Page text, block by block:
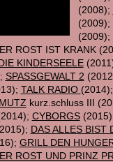
(2008);
(2009);
ROST IST KRANK
KINDERSEELE
SPASSGEWALT 2
TALK RADIO
kurz.schluss III
CYBORGS
DAS ALLES BIST
GRILL DEN
ROST UND PRINZ